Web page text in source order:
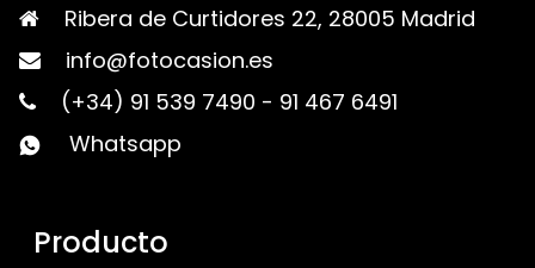
Ribera de Curtidores 22, 28005 Madrid
info@fotocasion.es
(+34) 91 539 7490 - 91 467 6491
Whatsapp
Producto